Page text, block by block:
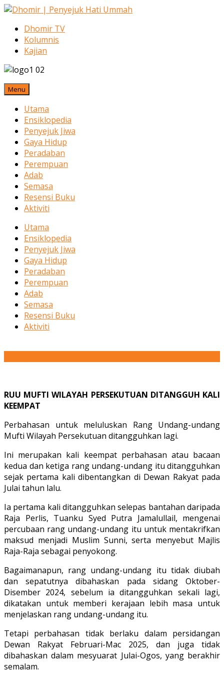
Dhomir TV
Kolumnis
Kajian
Menu
Utama
Ensiklopedia
Penyejuk Jiwa
Gaya Hidup
Peradaban
Perempuan
Adab
Semasa
Resensi Buku
Aktiviti
Utama
Ensiklopedia
Penyejuk Jiwa
Gaya Hidup
Peradaban
Perempuan
Adab
Semasa
Resensi Buku
Aktiviti
RUU MUFTI WILAYAH PERSEKUTUAN DITANGGUH KALI
KEEMPAT
Perbahasan untuk meluluskan Rang Undang-undang
Mufti Wilayah Persekutuan ditangguhkan lagi.
Ini merupakan kali keempat perbahasan atau bacaan
kedua dan ketiga rang undang-undang itu ditangguhkan
sejak pertama kali dibentangkan di Dewan Rakyat pada
Julai tahun lalu.
Ia pertama kali ditangguhkan selepas bantahan daripada
Raja Perlis, Tuanku Syed Putra Jamalullail, mengenai
percubaan rang undang-undang itu untuk mentakrifkan
maksud menjadi Muslim Sunni, serta menyebut Majlis
Raja-Raja sebagai penyokong.
Bagaimanapun, rang undang-undang itu tidak diubah
dan sepatutnya dibahaskan pada sidang Oktober-
Disember 2024, sebelum ia ditangguhkan sekali lagi,
dikatakan untuk memberi kerajaan lebih masa untuk
menjelaskan rang undang-undang itu.
Tetapi perbahasan tidak berlaku dalam persidangan
Dewan Rakyat Februari-Mac 2025, dan juga tidak
dibahaskan dalam mesyuarat Julai-Ogos, yang berakhir
semalam.